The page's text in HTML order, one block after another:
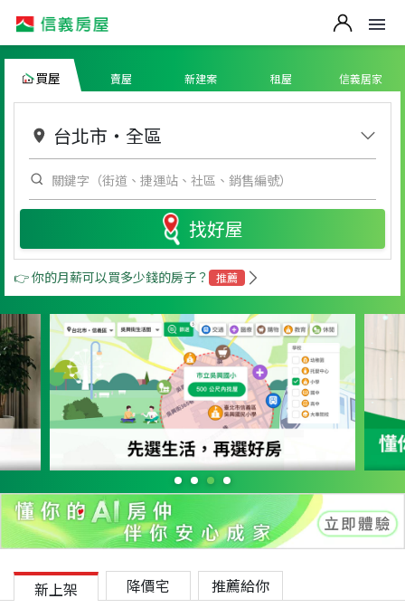
買屋 賣屋 新建案 租屋 信義居家
台北市 ・ 全區
找好屋
👉 你的月薪可以買多少錢的房子？ 推薦
新上架 降價宅 推薦給你